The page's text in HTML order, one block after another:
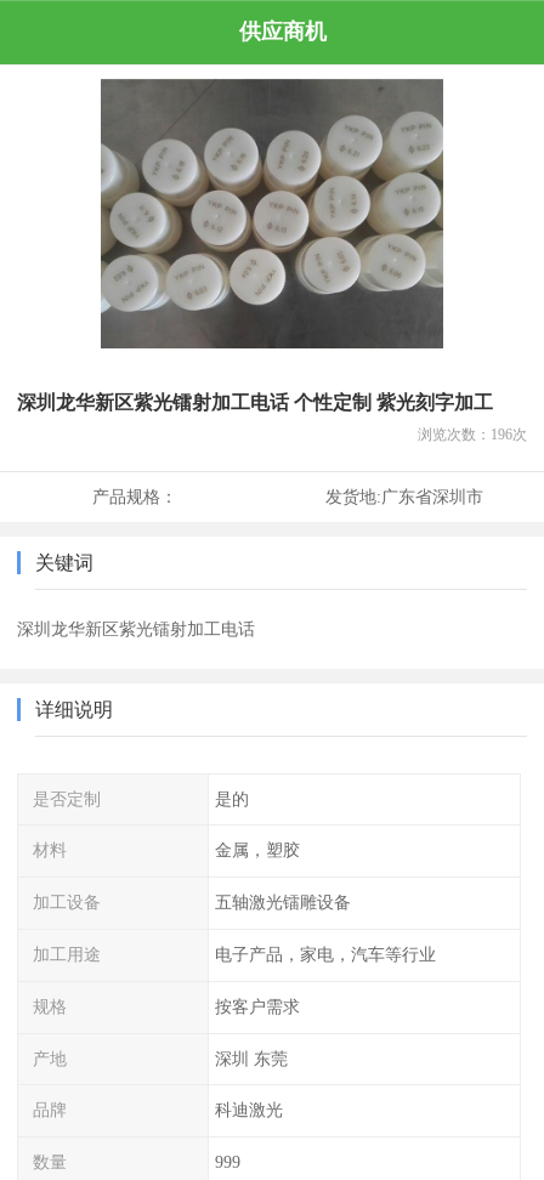
供应商机
深圳龙华新区紫光镭射加工电话 个性定制 紫光刻字加工
浏览次数： 196次
产品规格： 发货地:广东省深圳市
关键词
深圳龙华新区紫光镭射加工电话
详细说明
是否定制 是的
材料 金属，塑胶
加工设备 五轴激光镭雕设备
加工用途 电子产品，家电，汽车等行业
规格 按客户需求
产地 深圳 东莞
品牌 科迪激光
数量 999